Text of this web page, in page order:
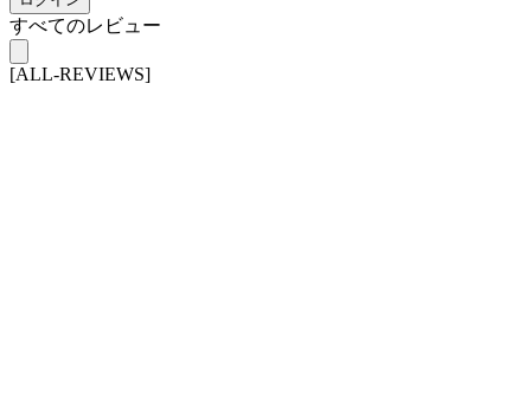
すべてのレビュー
[ALL-REVIEWS]